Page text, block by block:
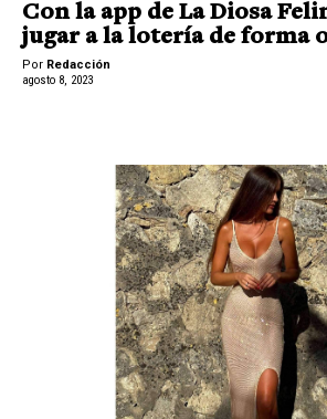
Con la app de La Diosa
jugar a la lotería de forma
Por Redacción
agosto 8, 2023